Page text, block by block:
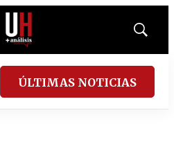
Mostrar
ÚLTIMAS NOTICIAS